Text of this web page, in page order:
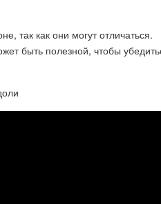
так как они могут отличаться.
быть полезной, чтобы